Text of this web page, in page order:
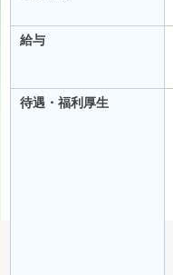
給与
待遇・福利厚生